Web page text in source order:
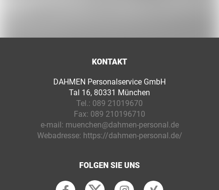
KONTAKT
DAHMEN Personalservice GmbH
Tal 16, 80331 München
Tel.: 089 21019670
Fax: 089 210196710
e-mail: muenchen@dahmen-personal.de
Webadresse: https://dahmen-personal.de/
FOLGEN SIE UNS